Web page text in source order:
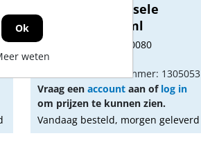
Bisontix universele
contactlijm 50ml
Artikelnummer: 1500080
Gtin: 87296297
Fabrikant artikel nummer: 1305053
Vraag eenaccount aan of log in
om prijzen te kunnen zien.
Vandaag besteld, morgen geleverd
Ok
weten